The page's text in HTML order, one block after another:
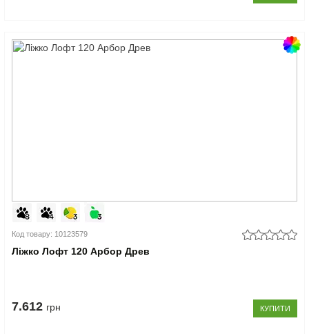
Код товару: 10123579
Ліжко Лофт 120 Арбор Древ
7.612 грн КУПИТИ